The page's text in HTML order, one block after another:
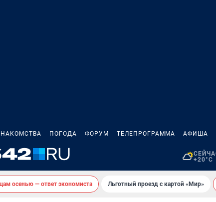
ПОГОДА ФОРУМ ТЕЛЕПРОГРАММА АФИША
+20°C
осенью — ответ экономиста Льготный проезд с картой «Мир»